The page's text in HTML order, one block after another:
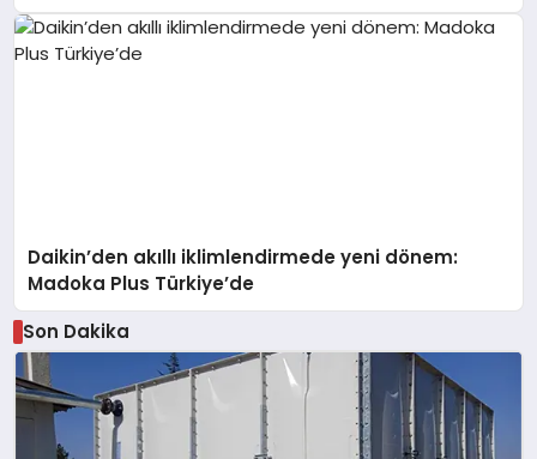
Daikin’den akıllı iklimlendirmede yeni dönem:
Madoka Plus Türkiye’de
Son Dakika